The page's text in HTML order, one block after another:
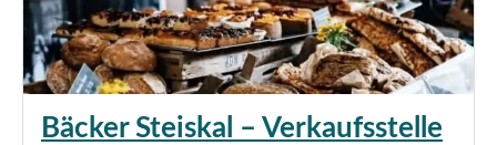
Bäcker Steiskal – Verkaufsstelle